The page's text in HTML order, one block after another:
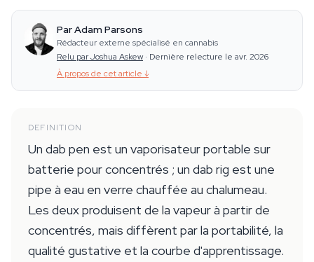
Par Adam Parsons
Rédacteur externe spécialisé en cannabis
Relu par Joshua Askew · Dernière relecture le avr. 2026
À propos de cet article ↓
DEFINITION
Un dab pen est un vaporisateur portable sur
batterie pour concentrés ; un dab rig est une
pipe à eau en verre chauffée au chalumeau.
Les deux produisent de la vapeur à partir de
concentrés, mais diffèrent par la portabilité, la
qualité gustative et la courbe d'apprentissage.